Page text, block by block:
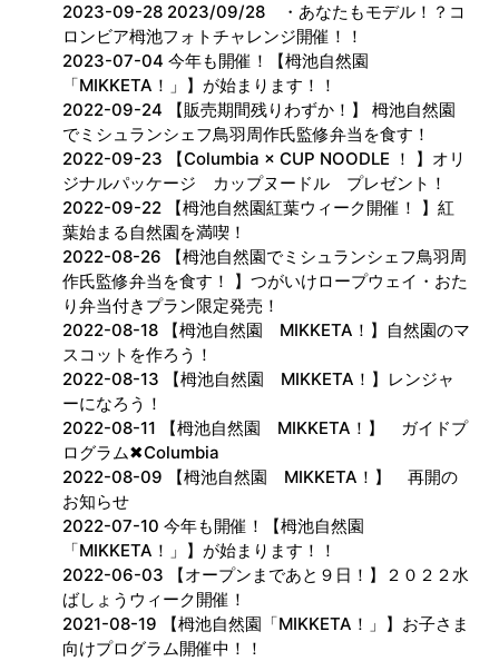
2023-09-28 2023/09/28 ・あなたもモデル！？コ
ロンビア栂池フォトチャレンジ開催！！
2023-07-04 今年も開催！【栂池自然園
「MIKKETA！」】が始まります！！
2022-09-24 【販売期間残りわずか！】 栂池自然園
でミシュランシェフ鳥羽周作氏監修弁当を食す！
2022-09-23 【Columbia × CUP NOODLE ！ 】オリ
ジナルパッケージ カップヌードル プレゼント！
2022-09-22 【栂池自然園紅葉ウィーク開催！ 】紅
葉始まる自然園を満喫！
2022-08-26 【栂池自然園でミシュランシェフ鳥羽周
作氏監修弁当を食す！ 】つがいけロープウェイ・おた
り弁当付きプラン限定発売！
2022-08-18 【栂池自然園 MIKKETA！】自然園のマ
スコットを作ろう！
2022-08-13 【栂池自然園 MIKKETA！】レンジャ
ーになろう！
2022-08-11 【栂池自然園 MIKKETA！】 ガイドプ
ログラム✖︎Columbia
2022-08-09 【栂池自然園 MIKKETA！】 再開の
お知らせ
2022-07-10 今年も開催！【栂池自然園
「MIKKETA！」】が始まります！！
2022-06-03 【オープンまであと９日！】２０２２水
ばしょうウィーク開催！
2021-08-19 【栂池自然園「MIKKETA！」】お子さま
向けプログラム開催中！！